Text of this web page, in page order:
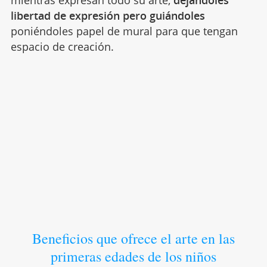
libertad de expresión pero guiándoles
poniéndoles papel de mural para que tengan
espacio de creación.
Beneficios que ofrece el arte en las
primeras edades de los niños